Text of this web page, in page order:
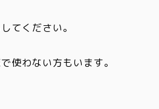
てください。
使わない方もいます。